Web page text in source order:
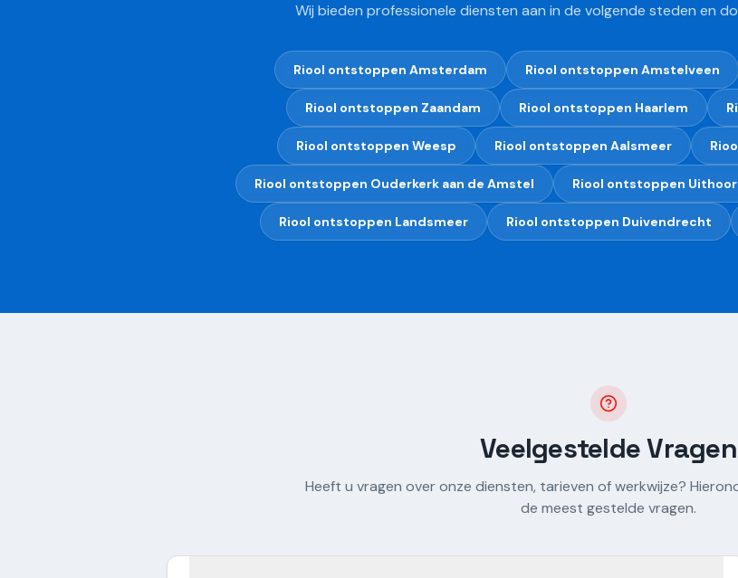
Wij bieden professionele diensten aan in de volgende steden en
Riool ontstoppen Amsterdam Riool ontstoppen Amstelveen
Riool ontstoppen Zaandam Riool ontstoppen Haarlem
Riool ontstoppen Weesp Riool ontstoppen Aalsmeer
Riool ontstoppen Ouderkerk aan de Amstel Riool ontstoppen
Riool ontstoppen Landsmeer Riool ontstoppen Duivendrecht
Veelgestelde Vragen
Heeft u vragen over onze diensten, tarieven of werkwijze?
de meest gestelde vragen.